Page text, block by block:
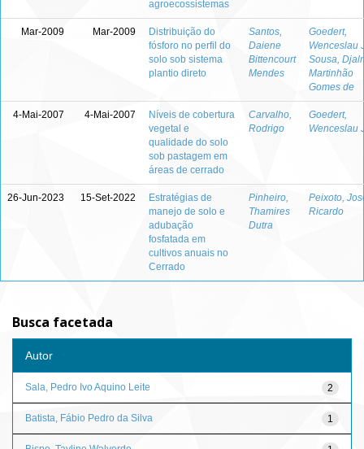
agroecossistemas
Mar-2009 Mar-2009
Distribuição do
fósforo no perfil do
solo sob sistema
plantio direto
Santos,
Daiene
Bittencourt
Mendes
Goedert,
Wenceslau
Sousa,
Martinhão
Gomes de
4-Mai-2007 4-Mai-2007
Níveis de cobertura
vegetal e
qualidade do solo
sob pastagem em
áreas de cerrado
Carvalho,
Rodrigo
Goedert,
Wenceslau
26-Jun-2023 15-Set-2022
Estratégias de
manejo de solo e
adubação
fosfatada em
cultivos anuais no
Cerrado
Pinheiro,
Thamires
Dutra
Peixoto,
Ricardo
Busca facetada
Autor
2
Sala, Pedro Ivo Aquino Leite
1
Batista, Fábio Pedro da Silva